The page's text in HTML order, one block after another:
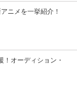
ニメを一挙紹介！
！オーディション・